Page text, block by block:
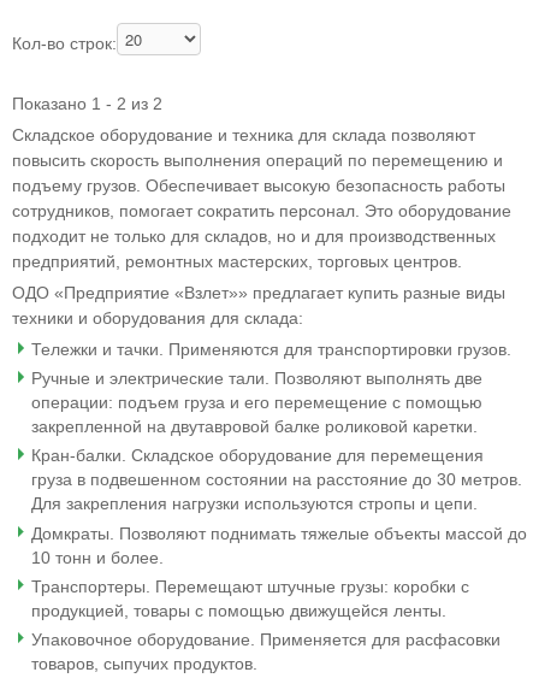
Кол-во строк:
Показано 1 - 2 из 2
Складское оборудование и техника для склада позволяют
повысить скорость выполнения операций по перемещению и
подъему грузов. Обеспечивает высокую безопасность работы
сотрудников, помогает сократить персонал. Это оборудование
подходит не только для складов, но и для производственных
предприятий, ремонтных мастерских, торговых центров.
ОДО «Предприятие «Взлет»» предлагает купить разные виды
техники и оборудования для склада:
Тележки и тачки. Применяются для транспортировки грузов.
Ручные и электрические тали. Позволяют выполнять две
операции: подъем груза и его перемещение с помощью
закрепленной на двутавровой балке роликовой каретки.
Кран-балки. Складское оборудование для перемещения
груза в подвешенном состоянии на расстояние до 30 метров.
Для закрепления нагрузки используются стропы и цепи.
Домкраты. Позволяют поднимать тяжелые объекты массой до
10 тонн и более.
Транспортеры. Перемещают штучные грузы: коробки с
продукцией, товары с помощью движущейся ленты.
Упаковочное оборудование. Применяется для расфасовки
товаров, сыпучих продуктов.